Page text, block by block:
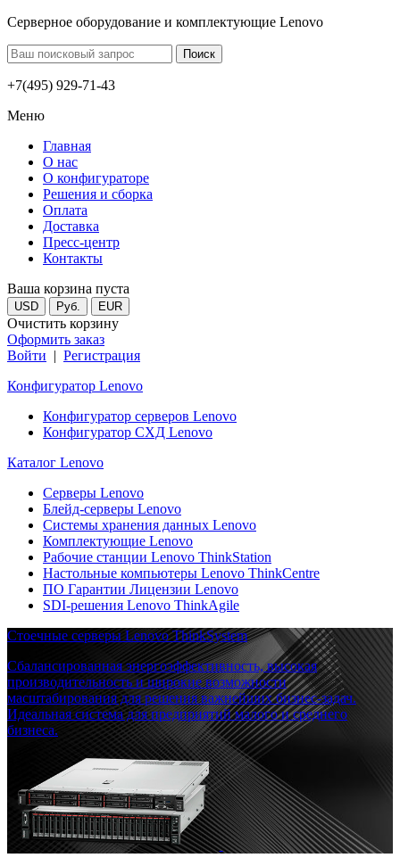
Серверное оборудование и комплектующие Lenovo
+7(495) 929-71-43
Меню
Главная
О нас
О конфигураторе
Решения и сборка
Оплата
Доставка
Пресс-центр
Контакты
Ваша корзина пуста
USD Руб. EUR
Очистить корзину
Оформить заказ
Войти | Регистрация
Конфигуратор Lenovo
Конфигуратор серверов Lenovo
Конфигуратор СХД Lenovo
Каталог Lenovo
Серверы Lenovo
Блейд-серверы Lenovo
Системы хранения данных Lenovo
Комплектующие Lenovo
Рабочие станции Lenovo ThinkStation
Настольные компьютеры Lenovo ThinkCentre
ПО Гарантии Лицензии Lenovo
SDI-решения Lenovo ThinkAgile
Стоечные серверы Lenovo ThinkSystem
Сбалансированная энергоэффективность, высокая
производительность и широкие возможности
масштабирования для решения важнейших бизнес-задач.
Идеальная система для предприятий малого и среднего
бизнеса.